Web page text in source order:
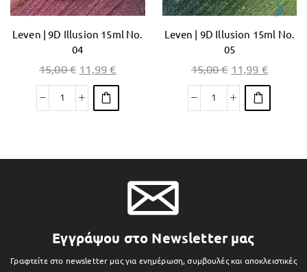
Leven | 9D Illusion 15ml No.
04
15,00€ 11,99€
Leven | 9D Illusion 15ml No.
05
15,00€ 11,99 €
Εγγράψου στο Newsletter μας
Γραφτείτε στο newsletter μας για ενημέρωση, συμβουλές και αποκλειστικές